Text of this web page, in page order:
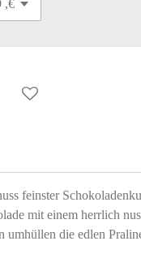
feinster
mit einem herrlich
umhüllen die edlen